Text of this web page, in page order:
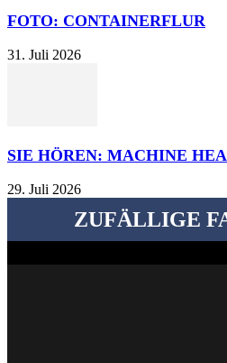
FOTO: CONTAINERFLUR
31. Juli 2026
SIE HÖREN: MACHINE
29. Juli 2026
ZUFÄLLIGE